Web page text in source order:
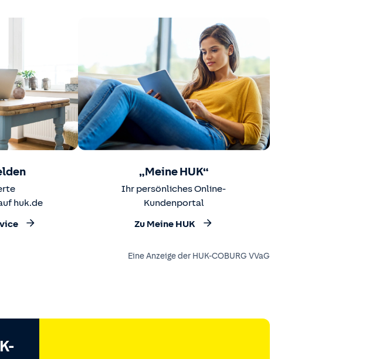
huk.de
„Meine HUK“
Ihr persönliches Online-
Kundenportal
Zu Meine HUK
Eine Anzeige der HUK-COBURG VVaG